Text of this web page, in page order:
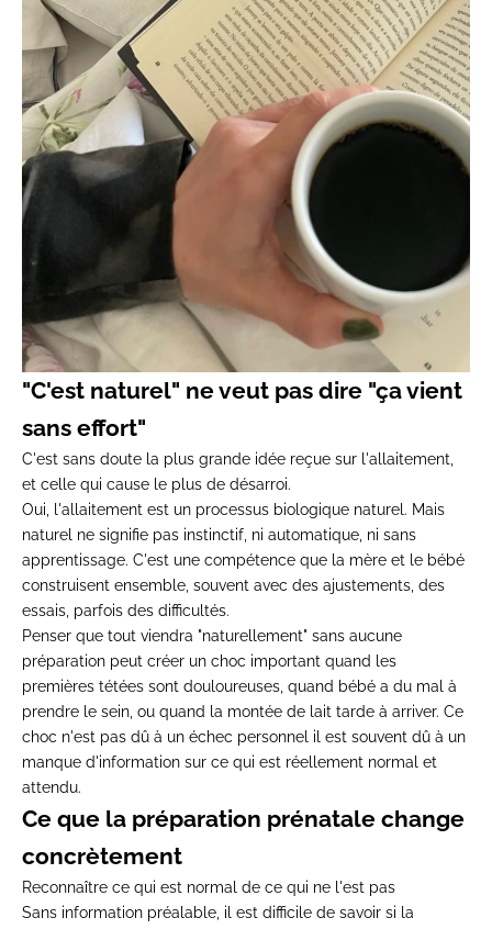
"C'est naturel" ne veut pas dire "ça vient
sans effort"
C'est sans doute la plus grande idée reçue sur l'allaitement,
et celle qui cause le plus de désarroi.
Oui, l'allaitement est un processus biologique naturel. Mais
naturel ne signifie pas instinctif, ni automatique, ni sans
apprentissage. C'est une compétence que la mère et le bébé
construisent ensemble, souvent avec des ajustements, des
essais, parfois des difficultés.
Penser que tout viendra "naturellement" sans aucune
préparation peut créer un choc important quand les
premières tétées sont douloureuses, quand bébé a du mal à
prendre le sein, ou quand la montée de lait tarde à arriver. Ce
choc n'est pas dû à un échec personnel il est souvent dû à un
manque d'information sur ce qui est réellement normal et
attendu.
Ce que la préparation prénatale change
concrètement
Reconnaître ce qui est normal de ce qui ne l'est pas
Sans information préalable, il est difficile de savoir si la